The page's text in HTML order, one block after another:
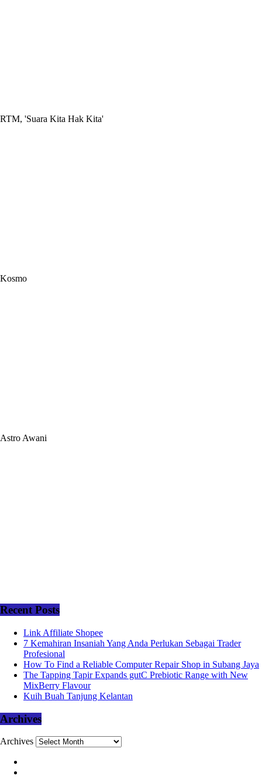
RTM, 'Suara Kita Hak Kita'
Kosmo
Astro Awani
Recent Posts
Link Affiliate Shopee
7 Kemahiran Insaniah Yang Anda Perlukan Sebagai Trader
Profesional
How To Find a Reliable Computer Repair Shop in Subang Jaya
The Tapping Tapir Expands gutC Prebiotic Range with New
MixBerry Flavour
Kuih Buah Tanjung Kelantan
Archives
Archives